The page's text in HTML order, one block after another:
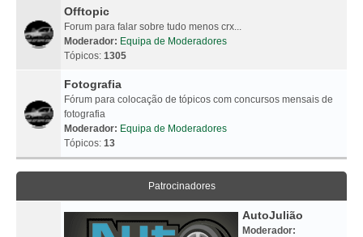
Offtopic
Forum para falar sobre tudo menos crx...
Moderador: Equipa de Moderadores
Tópicos: 1305
Fotografia
Fórum para colocação de tópicos com concursos mensais de
fotografia
Moderador: Equipa de Moderadores
Tópicos: 13
Patrocinadores
AutoJulião
Moderador: